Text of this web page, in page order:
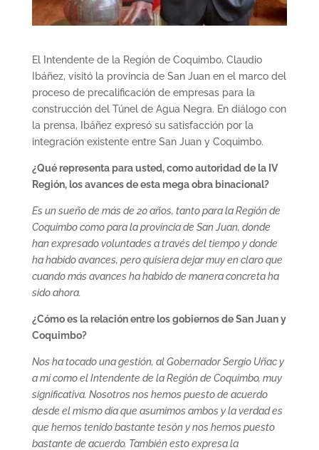
El Intendente de la Región de Coquimbo, Claudio
Ibáñez, visitó la provincia de San Juan en el marco del
proceso de precalificación de empresas para la
construcción del Túnel de Agua Negra. En diálogo con
la prensa, Ibáñez expresó su satisfacción por la
integración existente entre San Juan y Coquimbo.
¿Qué representa para usted, como autoridad de la IV
Región, los avances de esta mega obra binacional?
Es un sueño de más de 20 años, tanto para la Región de
Coquimbo como para la provincia de San Juan, donde
han expresado voluntades a través del tiempo y donde
ha habido avances, pero quisiera dejar muy en claro que
cuando más avances ha habido de manera concreta ha
sido ahora.
¿Cómo es la relación entre los gobiernos de San Juan y
Coquimbo?
Nos ha tocado una gestión, al Gobernador Sergio Uñac y
a mí como el Intendente de la Región de Coquimbo, muy
significativa. Nosotros nos hemos puesto de acuerdo
desde el mismo día que asumimos ambos y la verdad es
que hemos tenido bastante tesón y nos hemos puesto
bastante de acuerdo. También esto expresa la